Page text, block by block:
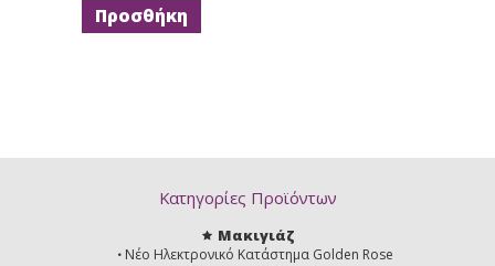
Κατηγορίες Προϊόντων
Μακιγιάζ
Νέο Ηλεκτρονικό Κατάστημα Golden Rose